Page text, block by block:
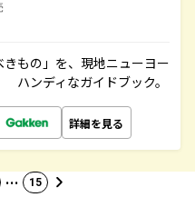
きもの」を、現地ニューヨー
ハンディなガイドブック。
詳細を見る
… 15